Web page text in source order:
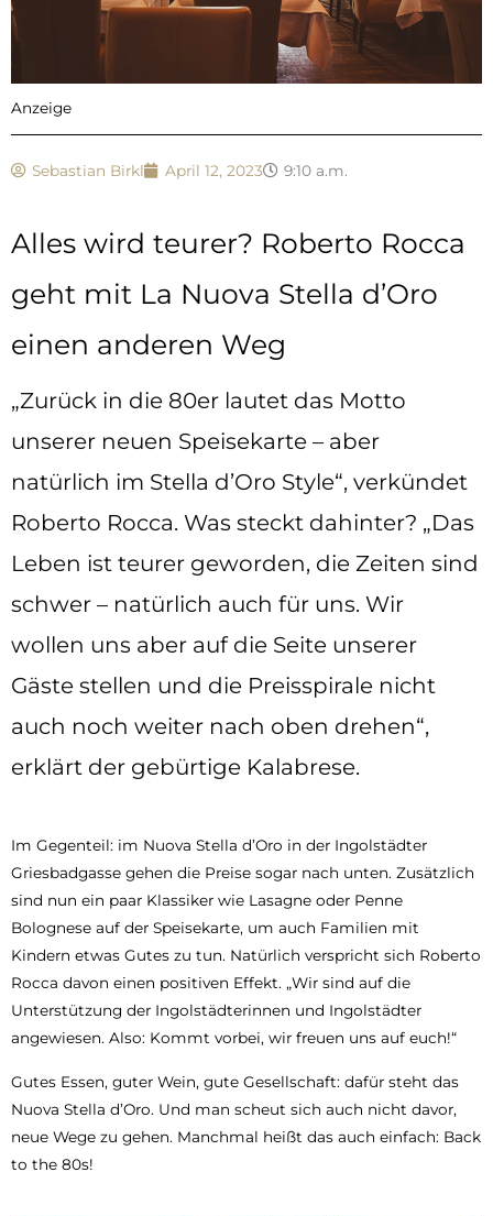
Anzeige
Sebastian Birkl April 12, 2023 9:10 a.m.
Alles wird teurer? Roberto Rocca
geht mit La Nuova Stella d’Oro
einen anderen Weg
„Zurück in die 80er lautet das Motto
unserer neuen Speisekarte – aber
natürlich im Stella d’Oro Style“, verkündet
Roberto Rocca. Was steckt dahinter? „Das
Leben ist teurer geworden, die Zeiten sind
schwer – natürlich auch für uns. Wir
wollen uns aber auf die Seite unserer
Gäste stellen und die Preisspirale nicht
auch noch weiter nach oben drehen“,
erklärt der gebürtige Kalabrese.
Im Gegenteil: im Nuova Stella d’Oro in der Ingolstädter
Griesbadgasse gehen die Preise sogar nach unten. Zusätzlich
sind nun ein paar Klassiker wie Lasagne oder Penne
Bolognese auf der Speisekarte, um auch Familien mit
Kindern etwas Gutes zu tun. Natürlich verspricht sich Roberto
Rocca davon einen positiven Effekt. „Wir sind auf die
Unterstützung der Ingolstädterinnen und Ingolstädter
angewiesen. Also: Kommt vorbei, wir freuen uns auf euch!“
Gutes Essen, guter Wein, gute Gesellschaft: dafür steht das
Nuova Stella d’Oro. Und man scheut sich auch nicht davor,
neue Wege zu gehen. Manchmal heißt das auch einfach: Back
to the 80s!